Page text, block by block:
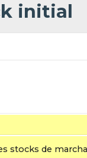
initial
stocks de